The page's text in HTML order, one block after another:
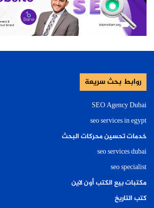
روابط بحث سريعة
SEO Agency Dubai
seo services in egypt
خدمات تحسين محركات البحث
seo services dubai
seo specialist
مكتبات بيع الكتب أون لاين
كتب التاريخ